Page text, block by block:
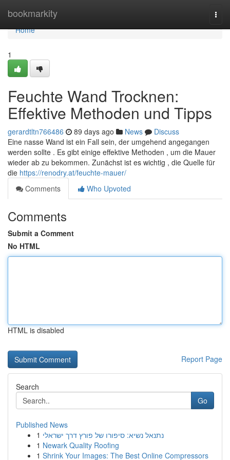
bookmarkity
Home
Home
1
Feuchte Wand Trocknen:
Effektive Methoden und Tipps
gerardtltn766486 89 days ago News
Discuss
Eine nasse Wand ist ein Fall sein, der umgehend angegangen
werden sollte . Es gibt einige effektive Methoden , um die Mauer
wieder ab zu bekommen. Zunächst ist es wichtig , die Quelle für
die https://renodry.at/feuchte-mauer/
Comments
Who Upvoted
Comments
Submit a Comment
No HTML
HTML is disabled
Report Page
Search
Go
Published News
1 נתנאל נשיא: סיפורו של פורץ דרך ישראלי
1 Newark Quality Roofing
1 Shrink Your Images: The Best Online Compressors